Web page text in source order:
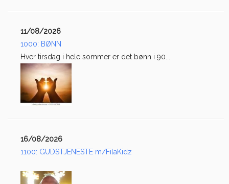
11/08/2026
1000: BØNN
Hver tirsdag i hele sommer er det bønn i 90...
16/08/2026
1100: GUDSTJENESTE m/FilaKidz